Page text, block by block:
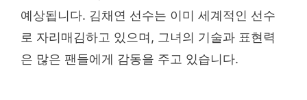
예상됩니다. 김채연 선수는 이미 세계적인 선수
로 자리매김하고 있으며, 그녀의 기술과 표현력
은 많은 팬들에게 감동을 주고 있습니다.